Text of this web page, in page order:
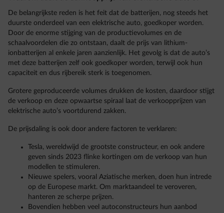
De belangrijkste reden is het feit dat de batterijen, nog steeds het
duurste onderdeel van een elektrische auto, goedkoper worden.
Door de enorme stijging van de productievolumes en de
schaalvoordelen die zo ontstaan, daalt de prijs van lithium-
ionbatterijen al enkele jaren aanzienlijk. Het gevolg is dat de auto’s
met deze batterijen zelf ook goedkoper worden, terwijl ook hun
capaciteit en dus rijbereik sterk is toegenomen.
Grotere geproduceerde volumes drukken de kosten, daardoor stijgt
de verkoop en deze opwaartse spiraal laat de verkoopprijzen van
elektrische auto’s voortdurend zakken.
De prijsdaling is ook door andere factoren te verklaren:
Tesla, wereldwijd de grootste constructeur, en ook andere
geven sinds 2023 flinke kortingen om de verkoop van hun
modellen te stimuleren.
Nieuwe spelers, vooral Aziatische merken, doen hun intrede
op de Europese markt. Om marktaandeel te veroveren,
hanteren ze scherpe prijzen.
Bovendien hebben veel autoconstructeurs hun aanbod